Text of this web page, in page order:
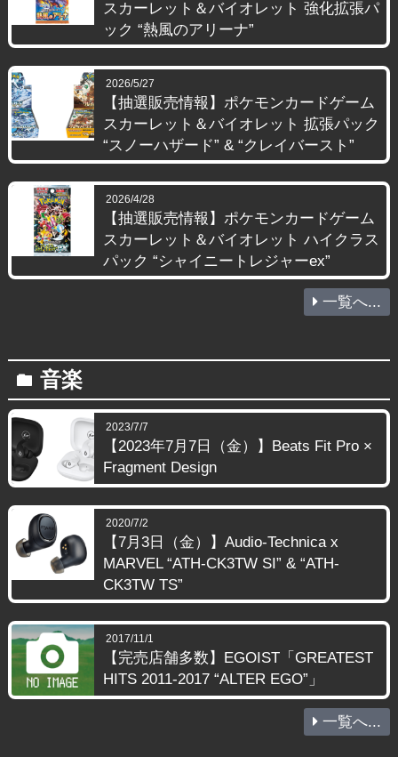
スカーレット＆バイオレット 強化拡張パ
ック “熱風のアリーナ”
2026/5/27
【抽選販売情報】ポケモンカードゲーム
スカーレット＆バイオレット 拡張パック
“スノーハザード” & “クレイバースト”
2026/4/28
【抽選販売情報】ポケモンカードゲーム
スカーレット＆バイオレット ハイクラス
パック “シャイニートレジャーex”
一覧へ...
folder 音楽
2023/7/7
【2023年7月7日（金）】Beats Fit Pro ×
Fragment Design
2020/7/2
【7月3日（金）】Audio-Technica x
MARVEL “ATH-CK3TW SI” & “ATH-
CK3TW TS”
2017/11/1
【完売店舗多数】EGOIST「GREATEST
HITS 2011-2017 “ALTER EGO”」
一覧へ...